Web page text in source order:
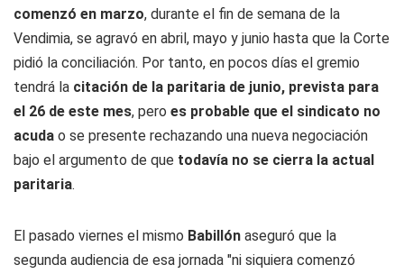
comenzó en marzo, durante el fin de semana de la
Vendimia, se agravó en abril, mayo y junio hasta que la Corte
pidió la conciliación. Por tanto, en pocos días el gremio
tendrá la citación de la paritaria de junio, prevista para
el 26 de este mes, pero es probable que el sindicato no
acuda o se presente rechazando una nueva negociación
bajo el argumento de que todavía no se cierra la actual
paritaria.
El pasado viernes el mismo Babillón aseguró que la
segunda audiencia de esa jornada "ni siquiera comenzó